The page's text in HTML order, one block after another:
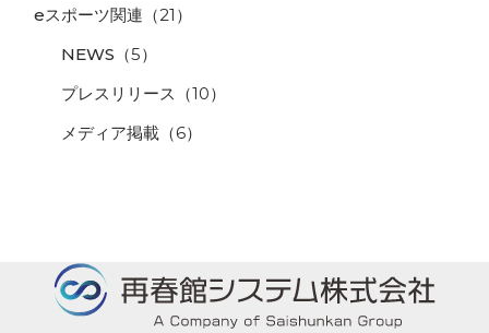
eスポーツ関連 （21）
NEWS （5）
プレスリリース （10）
メディア掲載 （6）